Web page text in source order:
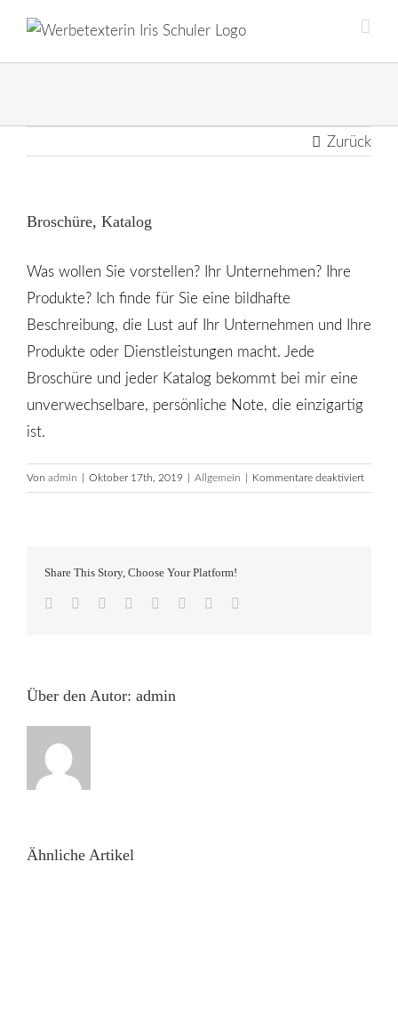
content
Zurück
Broschüre, Katalog
Was wollen Sie vorstellen? Ihr Unternehmen? Ihre
Produkte? Ich finde für Sie eine bildhafte
Beschreibung, die Lust auf Ihr Unternehmen und Ihre
Produkte oder Dienstleistungen macht. Jede
Broschüre und jeder Katalog bekommt bei mir eine
unverwechselbare, persönliche Note, die einzigartig
ist.
Von admin Oktober 17th, 2019 Allgemein Kommentare deaktiviertfür
Share This Story, Choose Your Platform!
Facebook
TwitterLinkedIn
Reddit TumblrPinterest
Über den Autor: admin
Ähnliche Artikel